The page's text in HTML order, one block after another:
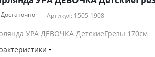
Достаточно Артикул: 1505-1908
УРА ДЕВОЧКА ДетскиеГрезы 170см